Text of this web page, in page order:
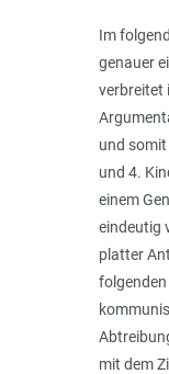
Im
genauer
verbreitet
und
und 4.
einem
eindeutig
platter
folgenden
mit dem